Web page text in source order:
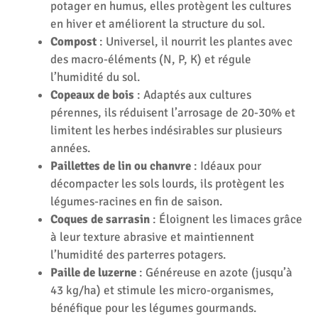
potager en humus, elles protègent les cultures
en hiver et améliorent la structure du sol.
Compost : Universel, il nourrit les plantes avec
des macro-éléments (N, P, K) et régule
l’humidité du sol.
Copeaux de bois : Adaptés aux cultures
pérennes, ils réduisent l’arrosage de 20-30% et
limitent les herbes indésirables sur plusieurs
années.
Paillettes de lin ou chanvre : Idéaux pour
décompacter les sols lourds, ils protègent les
légumes-racines en fin de saison.
Coques de sarrasin : Éloignent les limaces grâce
à leur texture abrasive et maintiennent
l’humidité des parterres potagers.
Paille de luzerne : Généreuse en azote (jusqu’à
43 kg/ha) et stimule les micro-organismes,
bénéfique pour les légumes gourmands.